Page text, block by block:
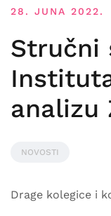
28. JUNA 2022.
Stručni
analizu
NOVOSTI
Drage kolegice i